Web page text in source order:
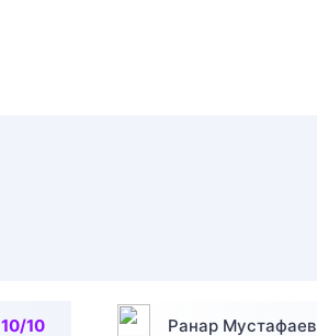
10/10 Ранар Мустафаев